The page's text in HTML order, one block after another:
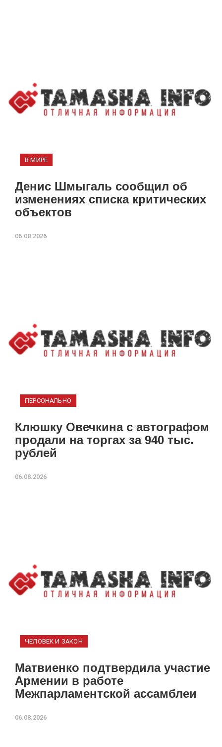
В МИРЕ
Денис Шмыгаль сообщил об
изменениях списка критических
объектов
06.08.2026
ПЕРСОНАЛЬНО
Клюшку Овечкина с автографом
продали на торгах за 940 тыс.
рублей
06.08.2026
ЧЕЛОВЕК И ЗАКОН
Матвиенко подтвердила участие
Армении в работе
Межпарламентской ассамблеи
06.08.2026